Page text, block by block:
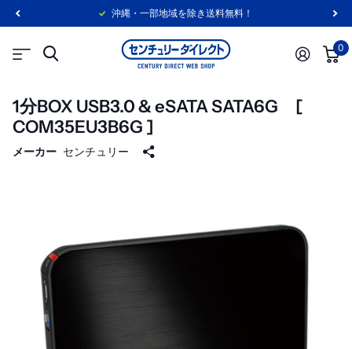
沖縄・一部地域を除き送料無料！
0
1分BOX USB3.0 & eSATA SATA6G [
COM35EU3B6G ]
メーカー センチュリー